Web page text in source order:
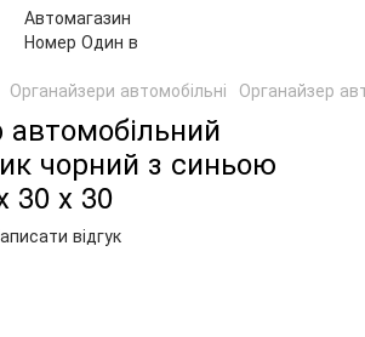
Органайзери автомобільні Органайзер
чорний з синьою
30 х 30
відгук